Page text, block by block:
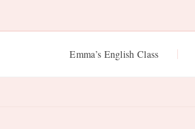
Emma’s English Class